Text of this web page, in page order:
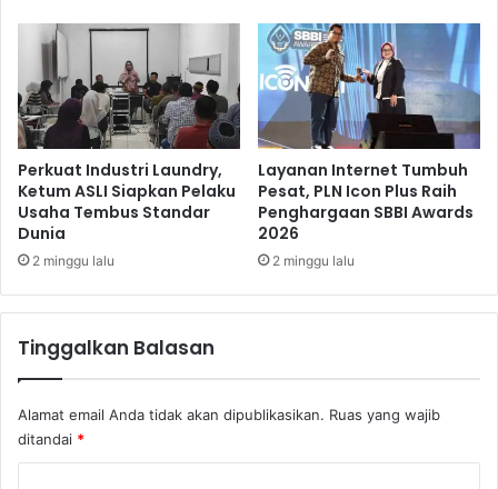
l
b
i
h
D
a
l
a
m
t
a
s
i
l
u
k
a
n
P
o
l
y
Perkuat Industri Laundry,
Ketum ASLI Siapkan Pelaku
Usaha Tembus Standar
Dunia
2 minggu lalu
Layanan Internet Tumbuh
Pesat, PLN Icon Plus Raih
Penghargaan SBBI Awards
2026
2 minggu lalu
Tinggalkan Balasan
Alamat email Anda tidak akan dipublikasikan. Ruas yang wajib
ditandai *